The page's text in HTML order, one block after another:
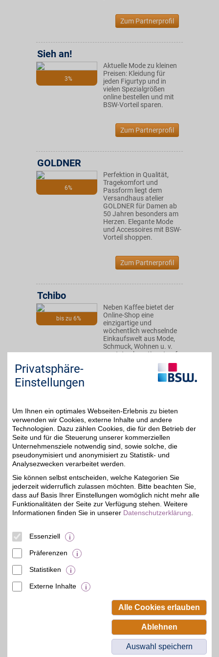
Zum Partnerprofil
3%
Sieh an!
Aktuelle Mode zu kleinen
Preisen: Kleidung für
jeden Figurtyp und in
vielen Spezialgrößen
online bestellen und mit
BSW-Vorteil sparen.
Zum Partnerprofil
6%
GOLDNER
Perfektion in Qualität,
Tragekomfort und
Passform liegt dem
Versandhaus atelier
GOLDNER für Damen ab
50 Jahren besonders am
Herzen. Elegante Mode
und Accessoires mit BSW-
Vorteil shoppen.
Zum Partnerprofil
bis zu 6%
Tchibo
Neben Kaffee bietet der
Online-Shop eine
einzigartige und
wöchentlich wechselnde
Einkaufswelt aus Mode,
Schmuck, Wohnen u. v.
m. stets abgestimmt auf
die saisonalen Wünsche
5%
BADER
Im Online-Shop unseres
Partners finden Sie über
20.000 Artikel des
täglichen Bedarfs aus
und Herrenmode, Schuhe
& Taschen, Schmuck &
Uhren, Haushaltswaren,
Heimtextilien, Wohnideen
und Gesundheit. Mit BSW
Beamten-Selbsthilfewerk GmbH.
Privatsphäre-
Einstellungen
Um Ihnen ein optimales Webseiten-Erlebnis zu bieten
verwenden wir Cookies, externe Inhalte und andere
Technologien. Dazu zählen Cookies, die für den Betrieb der
Seite und für die Steuerung unserer kommerziellen
Unternehmensziele notwendig sind, sowie solche, die
pseudonymisiert und anonymisiert zu Statistik- und
Analysezwecken verarbeitet werden.
Sie können selbst entscheiden, welche Kategorien Sie
jederzeit widerruflich zulassen möchten. Bitte beachten Sie,
dass auf Basis Ihrer Einstellungen womöglich nicht mehr alle
Funktionalitäten der Seite zur Verfügung stehen. Weitere
Informationen finden Sie in unserer Datenschutzerklärung
Essenziell
Präferenzen
Statistiken
Externe Inhalte
Alle Cookies erlauben
Ablehnen
Auswahl speichern